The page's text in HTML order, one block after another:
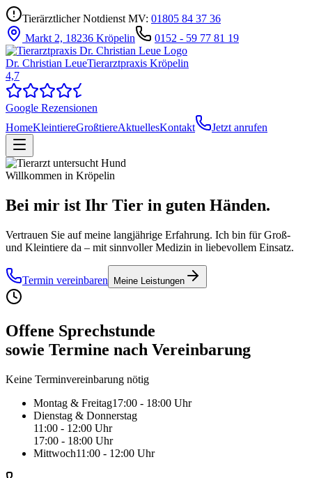
Tierärztlicher Notdienst MV: 01805 84 37 36
Markt 2, 18236 Kröpelin
0152 - 59 77 81 19
Dr. Christian LeueTierarztpraxis Kröpelin
4,7
Google Rezensionen
HomeKleintiereGroßtiereAktuellesKontakt Jetzt anrufen
Willkommen in Kröpelin
Bei mir ist Ihr Tier in guten Händen.
Vertrauen Sie auf meine langjährige Erfahrung. Ich bin für Groß-
und Kleintiere da – mit sinnvoller Medizin in liebevollem Einsatz.
Termin vereinbaren Meine Leistungen
Offene Sprechstunde
sowie Termine nach Vereinbarung
Keine Terminvereinbarung nötig
Montag & Freitag17:00 - 18:00 Uhr
Dienstag & Donnerstag
11:00 - 12:00 Uhr
17:00 - 18:00 Uhr
Mittwoch11:00 - 12:00 Uhr